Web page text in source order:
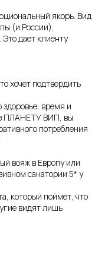
якорь. Вид
(и России),
дает клиенту
хочет подтвердить
время и
ПЛАНЕТУ ВИП, вы
потребления
вояж в Европу или
санатории 5* у
который поймет, что
видят лишь